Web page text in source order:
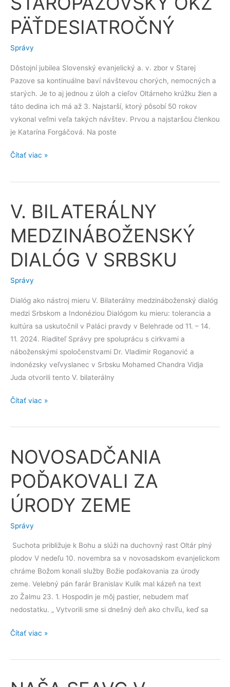
PÄŤDESIATROČNÝ
Správy
Dôstojní jubilea Slovenský evanjelický a. v. zbor v Starej
Pazove sa kontinuálne baví návštevou chorých, nemocných a
starých. Je to aj jednou z úloh a cieľov Oltárneho krúžku žien a
táto dedina ich má až 3. Najstarší, ktorý pôsobí 50 rokov
vykonal veľmi veľa takých návštev. Prvou a najstaršou členkou
je Katarína Forgáčová. Na poste
OKŽ
PÄŤDESIATROČNÝ
Čítať viac »
V. BILATERÁLNY
MEDZINÁBOŽENSKÝ
DIALÓG V SRBSKU
Správy
Dialóg ako nástroj mieru V. Bilaterálny medzináboženský dialóg
medzi Srbskom a Indonéziou Dialógom ku mieru: tolerancia a
kultúra sa uskutočnil v Paláci pravdy v Belehrade od 11. – 14.
11. 2024. Riaditeľ Správy pre spoluprácu s cirkvami a
náboženskými spoločenstvami Dr. Vladimir Roganović a
indonézsky veľvyslanec v Srbsku Mohamed Chandra Vidja
Juda otvorili tento V. bilaterálny
V.
BILATERÁLNY
MEDZINÁBOŽENSKÝ
DIALÓG
V
Čítať viac »
NOVOSADČANIA
POĎAKOVALI ZA
ÚRODY ZEME
Správy
Suchota približuje k Bohu a slúži na duchovný rast Oltár plný
plodov V nedeľu 10. novembra sa v novosadskom evanjelickom
chráme Božom konali služby Božie poďakovania za úrody
zeme. Velebný pán farár Branislav Kulík mal kázeň na text
zo Žalmu 23. 1. Hospodin je môj pastier, nebudem mať
nedostatku. „ Vytvorili sme si dnešný deň ako chvíľu, keď sa
NOVOSADČANIA
POĎAKOVALI
ZA
ÚRODY
ZEME
Čítať viac »
NAŠA